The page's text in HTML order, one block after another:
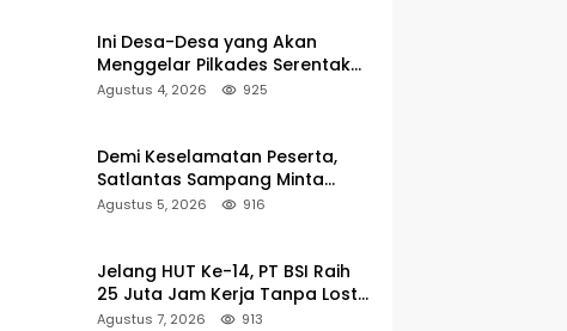
Ini Desa-Desa yang Akan
Menggelar Pilkades Serentak
2027 di Kabupaten Sumenep
Agustus 4, 2026 925
Demi Keselamatan Peserta,
Satlantas Sampang Minta
Latihan Gerak Jalan Pindah ke
Agustus 5, 2026 916
Jelang HUT Ke-14, PT BSI Raih
25 Juta Jam Kerja Tanpa Lost-
Time Injury
Agustus 7, 2026 913